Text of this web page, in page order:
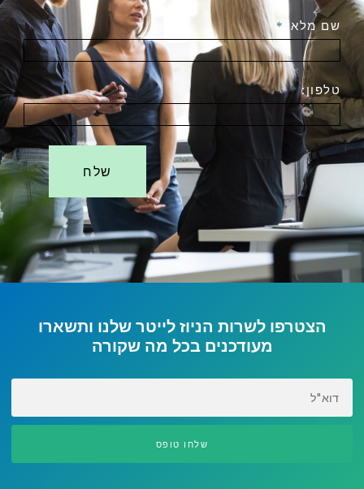
שם מלא: *
טלפון: *
שלח
הצטרפו לשרות הניוז לייטר שלנו ותשארו
מעודכנים בכל מה שקורה
שלחו טופס